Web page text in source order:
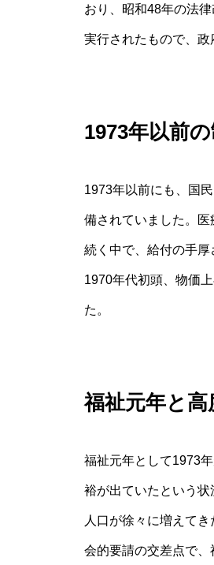
おり、昭和48年の法
実行されたもので、政
1973年以前
1973年以前にも、国
備されていました。
続く中で、給付の手厚
1970年代初頭、物価
た。
福祉元年と
福祉元年として1973
裕が出ていたという
人口が徐々に増えて
会的要請の交差点で、